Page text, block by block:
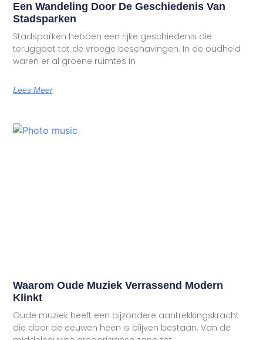
Een Wandeling Door De Geschiedenis Van
Stadsparken
Stadsparken hebben een rijke geschiedenis die
teruggaat tot de vroege beschavingen. In de oudheid
waren er al groene ruimtes in
Lees Meer
Waarom Oude Muziek Verrassend Modern
Klinkt
Oude muziek heeft een bijzondere aantrekkingskracht
die door de eeuwen heen is blijven bestaan. Van de